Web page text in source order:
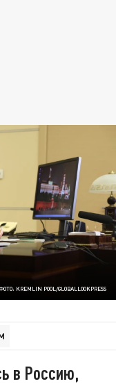
KREMLIN POOL/GLOBALLOOKPRESS
в Россию,